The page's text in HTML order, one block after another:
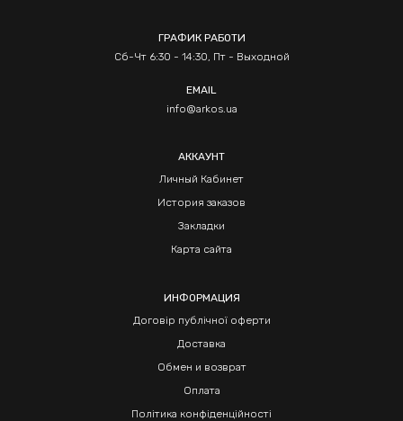
ГРАФИК РАБОТИ
Сб-Чт 6:30 - 14:30, Пт - Выходной
EMAIL
info@arkos.ua
АККАУНТ
Личный Кабинет
История заказов
Закладки
Карта сайта
ИНФОРМАЦИЯ
Договір публічної оферти
Доставка
Обмен и возврат
Оплата
Політика конфіденційності